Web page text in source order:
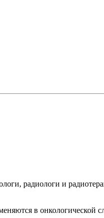
радиологи и
в онкологической